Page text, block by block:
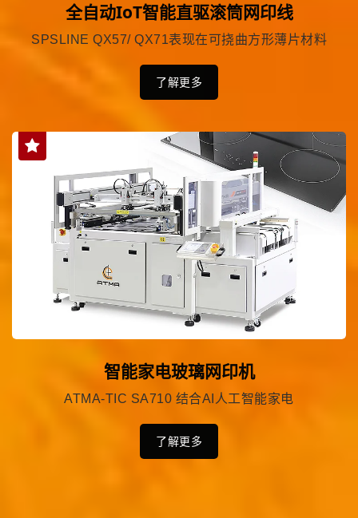
全自动IoT智能直驱滚筒网印线
SPSLINE QX57/ QX71表现在可挠曲方形薄片材料
了解更多
智能家电玻璃网印机
ATMA-TIC SA710 结合AI人工智能家电
了解更多